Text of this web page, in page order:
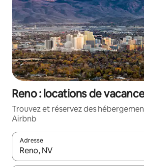
Reno : locations de
Trouvez et réservez des
Airbnb
Adresse
Lorsque les résultats s'affichent,